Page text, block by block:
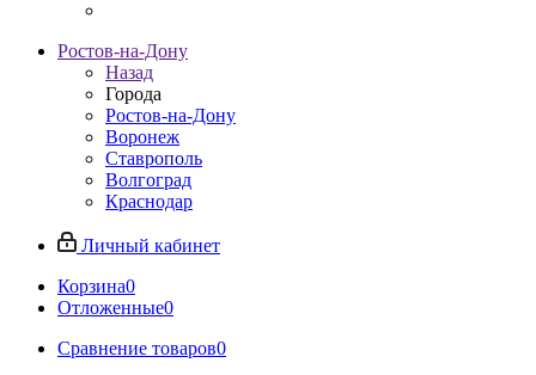
Ростов-на-Дону
Назад
Города
Ростов-на-Дону
Воронеж
Ставрополь
Волгоград
Краснодар
Личный кабинет
Корзина0
Отложенные0
Сравнение товаров0